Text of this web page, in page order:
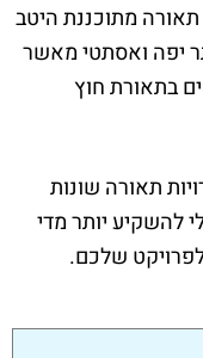
מתוכננת היטב
יפה ואסתטי מאשר
בתאורת חוץ
תאורה שונות
להשקיע יותר מדי
שלכם.